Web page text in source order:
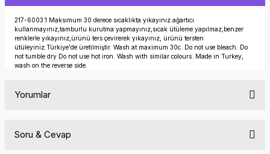
217-6003.1 Maksımum 30 derece sıcaklıkta yıkayınız.ağartıcı
kullanmayınız,tamburlu kurutma yapmayınız,sıcak ütüleme yapılmaz,benzer
renklerle yıkayınız,ürünü ters çevirerek yıkayınız, ürünü tersten
ütüleyiniz.Türkiye'de üretilmiştir. Wash at maximum 30c. Do not use bleach. Do
not tumble dry Do not use hot iron. Wash with similar colours. Made in Turkey,
wash on the reverse side.
Yorumlar
Soru & Cevap